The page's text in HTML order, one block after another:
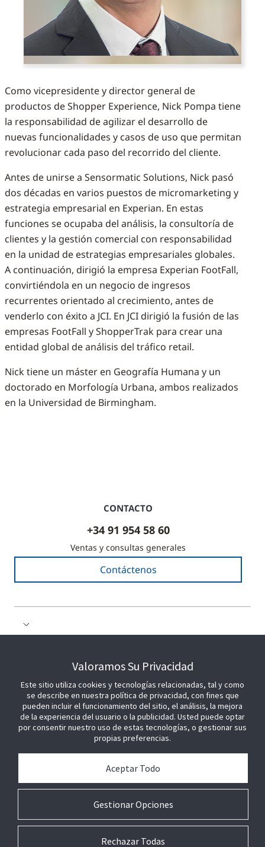
Como vicepresidente y director general de
productos de Shopper Experience, Nick Pompa tiene
la responsabilidad de agilizar el desarrollo de
nuevas funcionalidades y casos de uso que permitan
revolucionar cada paso del recorrido del cliente.
Antes de unirse a Sensormatic Solutions, Nick pasó
dos décadas en varios puestos de micromarketing y
estrategia empresarial en Experian. En estas
funciones se ocupaba del análisis, la consultoría de
clientes y la gestión comercial con responsabilidad
en la unidad de estrategias empresariales globales.
A continuación, dirigió la empresa Experian FootFall,
convirtiéndola en un negocio de ingresos
recurrentes orientado al crecimiento, antes de
venderlo con éxito a JCI. En JCI dirigió la fusión de las
empresas FootFall y ShopperTrak para crear una
entidad global de análisis del tráfico retail.
Nick tiene un máster en Geografía Humana y un
doctorado en Morfología Urbana, ambos realizados
en la Universidad de Birmingham.
CONTACTO
+34 91 954 58 60
Ventas y consultas generales
Contáctenos
ÚNETE A NOSOTROS
Valoramos Su Privacidad
Este sitio utiliza cookies y tecnologías relacionadas, tal y como
se describe en nuestra política de privacidad, con fines que
pueden incluir el funcionamiento del sitio, el análisis, la mejora
de la experiencia del usuario o la publicidad. Usted puede optar
por consentir nuestro uso de estas tecnologías, o gestionar sus
propias preferencias.
Gestionar Opciones
Aceptar Todo
Rechazar Todas